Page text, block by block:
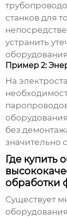
станков для
устранить
Пример 2:
На
без
значительно
Где купить
обработки
Существует